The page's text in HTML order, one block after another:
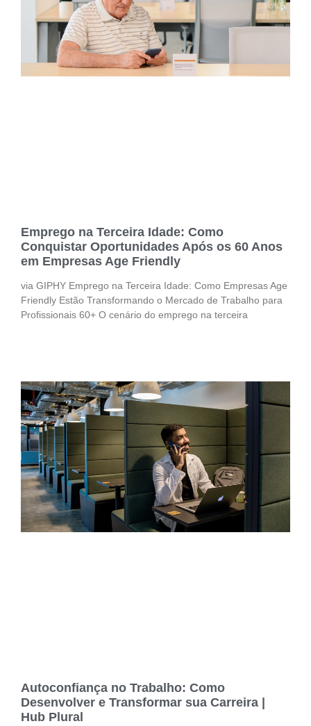
Emprego na Terceira Idade: Como
Conquistar Oportunidades Após os 60 Anos
em Empresas Age Friendly
via GIPHY Emprego na Terceira Idade: Como Empresas Age
Friendly Estão Transformando o Mercado de Trabalho para
Profissionais 60+ O cenário do emprego na terceira
Autoconfiança no Trabalho: Como
Desenvolver e Transformar sua Carreira |
Hub Plural